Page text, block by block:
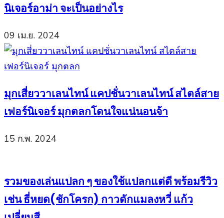
นิเจอร์อาม่า จะเป็นอย่างไร
09 เม.ย. 2024
มุกเสี่ยววาเลนไทน์ แคปชั่นวาเลนไทน์ สไตล์สาย
เฟอร์นิเจอร์ มุกตลกโดนใจแน่นอนจ้า
15 ก.พ. 2024
รวมของเล่นแปลก ๆ ของใช้แปลกแต่ดี พร้อมรีวิว
เช่น ธี่หยด(ชักโครก) กาวดักแมลงหวี่ แก้ว